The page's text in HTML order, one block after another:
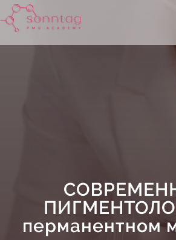
перманентном